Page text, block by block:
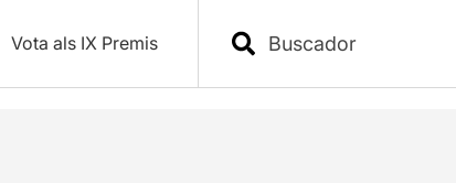
Vota als IX Premis